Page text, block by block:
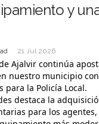
y
21 Jul 2026
Ajalvir continúa
nuestro municipio
para la Policía Local.
destaca la
para los